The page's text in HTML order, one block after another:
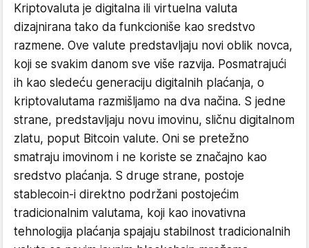
Kriptovaluta je digitalna ili virtuelna valuta
dizajnirana tako da funkcioniše kao sredstvo
razmene. Ove valute predstavljaju novi oblik novca,
koji se svakim danom sve više razvija. Posmatrajući
ih kao sledeću generaciju digitalnih plaćanja, o
kriptovalutama razmišljamo na dva načina. S jedne
strane, predstavljaju novu imovinu, sličnu digitalnom
zlatu, poput Bitcoin valute. Oni se pretežno
smatraju imovinom i ne koriste se značajno kao
sredstvo plaćanja. S druge strane, postoje
stablecoin-i direktno podržani postojećim
tradicionalnim valutama, koji kao inovativna
tehnologija plaćanja spajaju stabilnost tradicionalnih